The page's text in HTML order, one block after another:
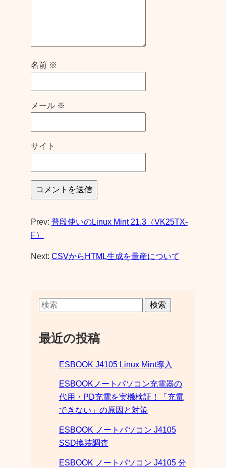
名前 ※
メール ※
サイト
Prev: 普段使いのLinux Mint 21.3（VK25TX-
F）
Next: CSVからHTML生成を量産について
検索
最近の投稿
ESBOOK J4105 Linux Mint導入
ESBOOKノートパソコン充電器の
代用・PD充電を実機検証！「充電
できない」の原因と対策
ESBOOK ノートパソコン J4105
SSD換装調査
ESBOOK ノートパソコン J4105 分